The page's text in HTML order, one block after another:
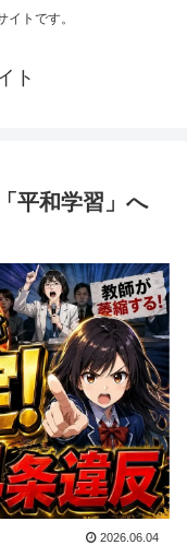
トです。
ト
平和学習」へ
2026.06.04